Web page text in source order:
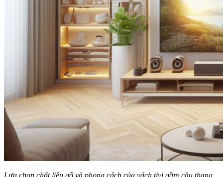
Lựa chọn chất liệu gỗ và phong cách của vách tivi gầm cầu thang